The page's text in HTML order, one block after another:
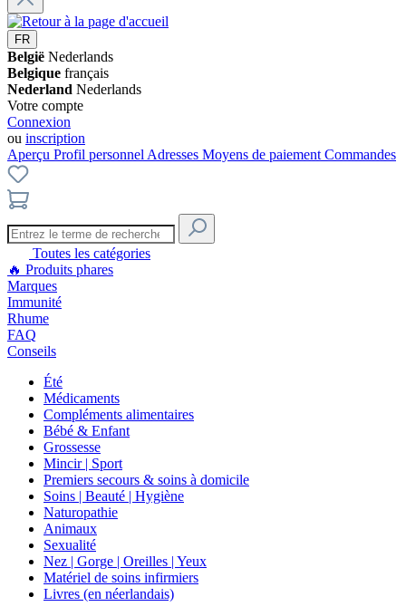
FR
België Nederlands
Belgique français
Nederland Nederlands
Votre compte
Connexion
ou inscription
Aperçu Profil personnel Adresses Moyens de paiement Commandes
Toutes les catégories
🔥 Produits phares
Marques
Immunité
Rhume
FAQ
Conseils
Été
Médicaments
Compléments alimentaires
Bébé & Enfant
Grossesse
Mincir | Sport
Premiers secours & soins à domicile
Soins | Beauté | Hygiène
Naturopathie
Animaux
Sexualité
Nez | Gorge | Oreilles | Yeux
Matériel de soins infirmiers
Livres (en néerlandais)